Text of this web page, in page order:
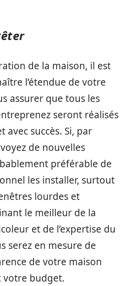
de la maison, il est
l’étendue de votre
assurer que tous les
seront réalisés
avec succès. Si, par
de nouvelles
préférable de
les installer, surtout
lourdes et
le meilleur de la
et de l’expertise du
serez en mesure de
de votre maison
votre budget.